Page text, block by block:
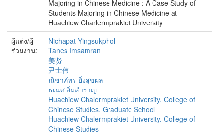
Majoring in Chinese Medicine : A Case Study of
Students Majoring in Chinese Medicine at
Huachiew Charlermprakiet University
ผู้แต่ง/ผู้
ร่วมงาน:
Nichapat Yingsukphol
Tanes Imsamran
美贤
尹士伟
ณิชาภัทร ยิ่งสุขผล
ธเนศ อิ่มสำราญ
Huachiew Chalermprakiet University. College of
Chinese Studies. Graduate School
Huachiew Chalermprakiet University. College of
Chinese Studies